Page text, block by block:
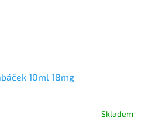
10ml 18mg
Skladem